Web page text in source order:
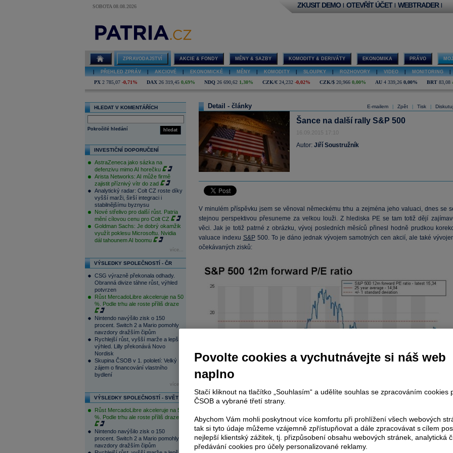
SOBOTA 08.08.2026 ZKUSIT DEMO | OTEVŘÍT ÚČET | WEBTRADER |
ZPRAVODAJSTVÍ AKCIE & FONDY MĚNY & SAZBY KOMODITY & DERIVÁTY EKONOMIKA PRÁVO
PŘEHLED ZPRÁV AKCIOVÉ EKONOMICKÉ MĚNY KOMODITY SLOUPKY ROZHOVORY VIDEO MONITORING
PX 2 785,07 -0,71% DAX 26 319,45 0,69% NDQ 26 690,62 1,30% CZK/€ 24,232 -0,02% CZK/$ 20,966 0,00% AU 4 339,26 0,00% BRT 83,08
HLEDAT V KOMENTÁŘÍCH
hledat
Pokročilé hledání
INVESTIČNÍ DOPORUČENÍ
AstraZeneca jako sázka na
defenzivu mimo AI horečku
Arista Networks: AI může firmě
zajistit příznivý vítr do zad
Analytický radar: Colt CZ roste díky
vyšší marži, širší integraci i
stabilnějšímu byznysu
Nové střelivo pro další růst. Patria
mění cílovou cenu pro Colt CZ
Goldman Sachs: Je dobrý okamžik
využít poklesu Microsoftu. Nvidia
dál tahounem AI boomu
více...
VÝSLEDKY SPOLEČNOSTÍ - ČR
CSG výrazně překonala odhady.
Obranná divize táhne růst, výhled
potvrzen
Růst MercadoLibre akceleruje na 50
%. Podle trhu ale roste příliš draze
Nintendo navýšilo zisk o 150
procent. Switch 2 a Mario pomohly
navzdory dražším čipům
Rychlejší růst, vyšší marže a lepší
výhled. Lilly překonává Novo
Nordisk
Skupina ČSOB v 1. pololetí: Velký
zájem o financování vlastního
bydlení
více...
VÝSLEDKY SPOLEČNOSTÍ - SVĚT
Růst MercadoLibre akceleruje na 50
%. Podle trhu ale roste příliš draze
Nintendo navýšilo zisk o 150
procent. Switch 2 a Mario pomohly
navzdory dražším čipům
E-mailem Zpět Tisk Diskutuj
Detail - články
Šance na další rally S&P 500
16.09.2015 17:10
Autor: Jiří Soustružník
V minulém příspěvku jsem se věnoval německému trhu a zejména jeho valuaci, dnes se
stejnou perspektivou přesuneme za velkou louži. Z hlediska PE se tam totiž dějí
věci. Jak je totiž patrné z obrázku, vývoj posledních měsíců přinesl hodně prudkou
valuace indexu S&P500. To je dáno jednak vývojem samotných cen akcií, ale také
očekávaných zisků:
V současné době se tedy kvůli zmíněné korekci nacházíme v poměrně zajímavé
Dlouhodobý průměr PE se pohybuje u hodnoty 15. Od roku 2006 je navíc tato
Povolte cookies a vychutnávejte si náš web
naplno
Stačí kliknout na tlačítko „Souhlasím“ a udělíte souhlas se zpracováním cookies
ČSOB a vybrané třetí strany.
Abychom Vám mohli poskytnout více komfortu při prohlížení všech webových
tak si tyto údaje můžeme vzájemně zpřístupňovat a dále zpracovávat s cílem
nejlepší klientský zážitek, tj. přizpůsobení obsahu webových stránek, analytická
předávání cookies pro účely personalizované reklamy.